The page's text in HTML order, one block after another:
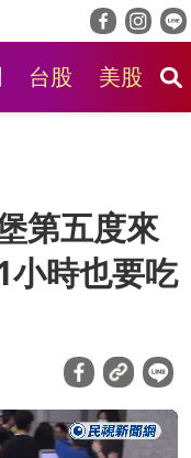
台股 美股
第五度來
時也要吃